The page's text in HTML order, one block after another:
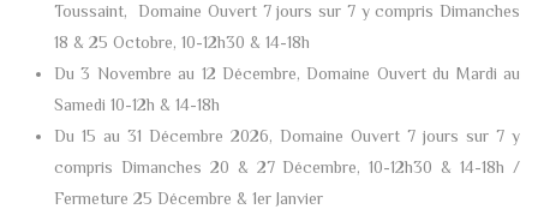
Toussaint, Domaine Ouvert 7 jours sur 7 y compris Dimanches
18 & 25 Octobre, 10-12h30 & 14-18h
Du 3 Novembre au 12 Décembre, Domaine Ouvert du Mardi au
Samedi 10-12h & 14-18h
Du 15 au 31 Décembre 2026, Domaine Ouvert 7 jours sur 7 y
compris Dimanches 20 & 27 Décembre, 10-12h30 & 14-18h /
Fermeture 25 Décembre & 1er Janvier